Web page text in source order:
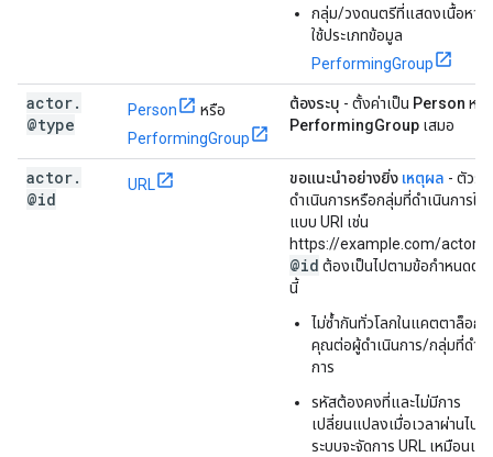
กลุ่ม/วงดนตรีที่แสดงเนื้อหาเ
ใช้ประเภทข้อมูล
PerformingGroup
actor.
@type
Person
หรือ
PerformingGroup
ต้องระบุ - ตั้งค่าเป็น Person หรือ
PerformingGroup เสมอ
actor.
@id
URL ขอแนะนำอย่างยิ่ง เหตุผล - ตัวระ
ดำเนินการหรือกลุ่มที่ดำเนินการใน
แบบ URI เช่น
https://example.com/actor/
@id ต้องเป็นไปตามข้อกำหนดต่อ
นี้
ไม่ซ้ำกันทั่วโลกในแคตตาล็อก
คุณต่อผู้ดำเนินการ/กลุ่มที่ดำเ
การ
รหัสต้องคงที่และไม่มีการ
เปลี่ยนแปลงเมื่อเวลาผ่านไป
ระบบจะจัดการ URL เหมือนเป็น